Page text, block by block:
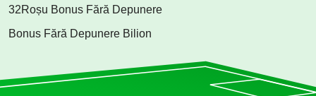
32Roșu Bonus Fără Depunere
Bonus Fără Depunere Bilion